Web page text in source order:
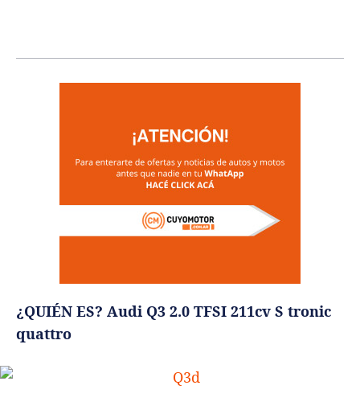
¿QUIÉN ES? Audi Q3 2.0 TFSI 211cv S tronic
quattro